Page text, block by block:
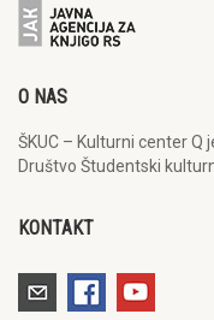
O NAS
ŠKUC – Kulturni center
Društvo Študentski
KONTAKT